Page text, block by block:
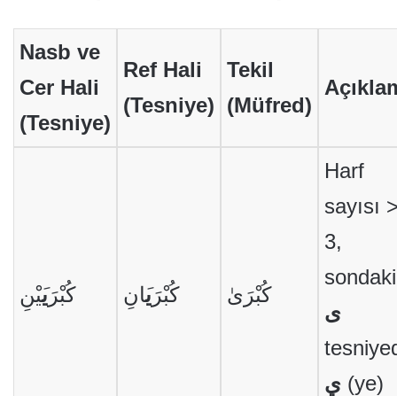
Nasb ve
Cer Hali
(Tesniye)
Ref Hali
(Tesniye)
Tekil
(Müfred)
كُبْرَيَيْنِ كُبْرَيَانِ كُبْرَىٰ
Harf
sayısı
3,
sondaki
ى
ي (ye)